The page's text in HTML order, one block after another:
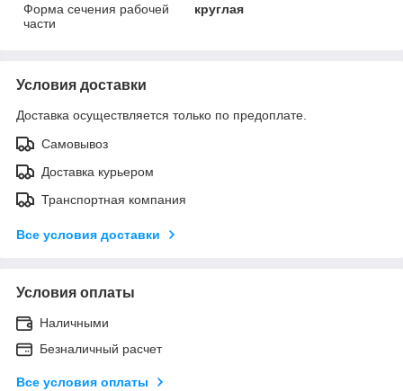
Форма сечения рабочей
части
круглая
Условия доставки
Доставка осуществляется только по предоплате.
Самовывоз
Доставка курьером
Транспортная компания
Все условия доставки
Условия оплаты
Наличными
Безналичный расчет
Все условия оплаты